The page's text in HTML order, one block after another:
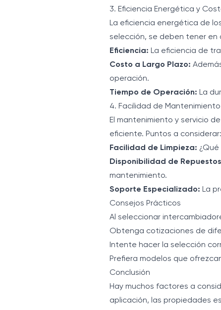
3. Eficiencia Energética y
La eficiencia energética de
selección, se deben tener
Eficiencia: La eficiencia de
Costo a Largo Plazo:
operación.
Tiempo de Operación: La
4. Facilidad de Mantenimiento
El mantenimiento y servicio
eficiente. Puntos a considerar:
Facilidad de Limpieza:
Disponibilidad de
mantenimiento.
Soporte Especializado: La
Consejos Prácticos
Al seleccionar
Obtenga cotizaciones de
Intente hacer la selección
Prefiera modelos que
Conclusión
Hay muchos factores a
aplicación, las propiedades